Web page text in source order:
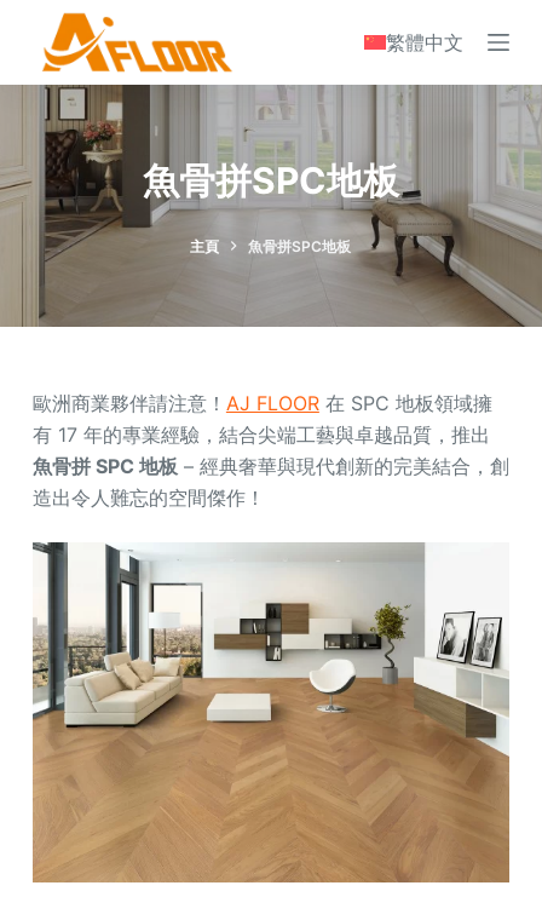
i
o
繁體中文
魚骨拼SPC地板
主頁 魚骨拼SPC地板
歐洲商業夥伴請注意！ AJ FLOOR在 SPC 地板領域擁
有 17 年的專業經驗，結合尖端工藝與卓越品質，推出
魚骨拼 SPC 地板 – 經典奢華與現代創新的完美結合，創
造出令人難忘的空間傑作！